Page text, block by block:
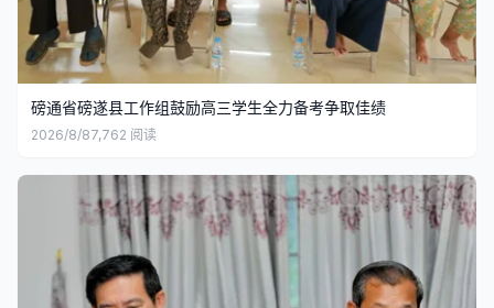
磅通省磅遂县工作组鼓励高三学生全力备考争取佳绩
2026/8/87,762 阅读